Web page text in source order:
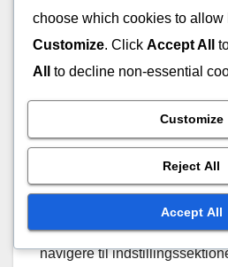
linke din Twitch-konto, se
opfylde specifikke spilkrav. At
Link din
At linke din Twitch-konto til
platform, der tilbyder Drops,
berettigelse. Denne proces
navigere til
choose which cookies to allow
Customize. Click Accept All
All
to decline non-essential
Customize
Reject All
Accept All